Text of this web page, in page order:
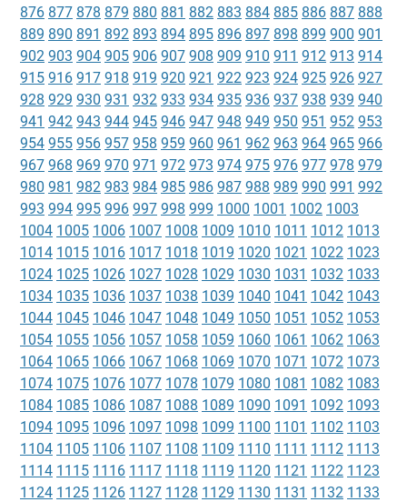
876 877 878 879 880 881 882 883 884 885 886 887 888
889 890 891 892 893 894 895 896 897 898 899 900 901
902 903 904 905 906 907 908 909 910 911 912 913 914
915 916 917 918 919 920 921 922 923 924 925 926 927
928 929 930 931 932 933 934 935 936 937 938 939 940
941 942 943 944 945 946 947 948 949 950 951 952 953
954 955 956 957 958 959 960 961 962 963 964 965 966
967 968 969 970 971 972 973 974 975 976 977 978 979
980 981 982 983 984 985 986 987 988 989 990 991 992
993 994 995 996 997 998 999 1000 1001 1002 1003
1004 1005 1006 1007 1008 1009 1010 1011 1012 1013
1014 1015 1016 1017 1018 1019 1020 1021 1022 1023
1024 1025 1026 1027 1028 1029 1030 1031 1032 1033
1034 1035 1036 1037 1038 1039 1040 1041 1042 1043
1044 1045 1046 1047 1048 1049 1050 1051 1052 1053
1054 1055 1056 1057 1058 1059 1060 1061 1062 1063
1064 1065 1066 1067 1068 1069 1070 1071 1072 1073
1074 1075 1076 1077 1078 1079 1080 1081 1082 1083
1084 1085 1086 1087 1088 1089 1090 1091 1092 1093
1094 1095 1096 1097 1098 1099 1100 1101 1102 1103
1104 1105 1106 1107 1108 1109 1110 1111 1112 1113
1114 1115 1116 1117 1118 1119 1120 1121 1122 1123
1124 1125 1126 1127 1128 1129 1130 1131 1132 1133